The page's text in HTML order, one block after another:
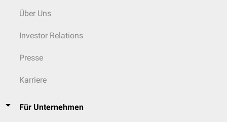
Über Uns
Investor Relations
Presse
Karriere
Für Unternehmen